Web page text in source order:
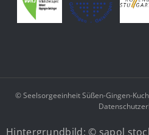
© Seelsorgeeinheit Süßen-Gingen-
Hintergrundbild: © sapol